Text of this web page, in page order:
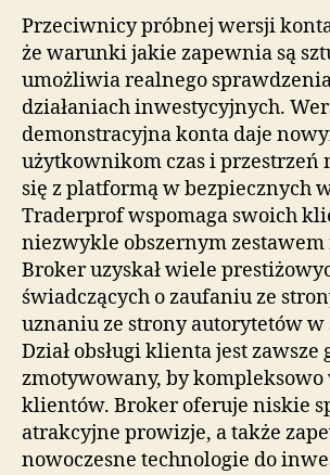
Przeciwnicy próbnej wersji
że warunki jakie zapewnia są
umożliwia realnego
działaniach inwestycyjnych.
demonstracyjna konta daje
użytkownikom czas i przestrzeń
się z platformą w bezpiecznych
Traderprof wspomaga swoich
niezwykle obszernym zestawem
Broker uzyskał wiele
świadczących o zaufaniu ze
uznaniu ze strony autorytetów w
Dział obsługi klienta jest zawsze
zmotywowany, by kompleksowo
klientów. Broker oferuje niskie
atrakcyjne prowizje, a także
nowoczesne technologie do